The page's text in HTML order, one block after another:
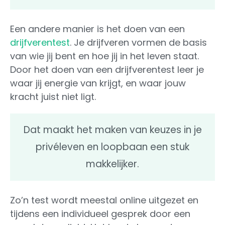
Een andere manier is het doen van een
drijfverentest. Je drijfveren vormen de basis
van wie jij bent en hoe jij in het leven staat.
Door het doen van een drijfverentest leer je
waar jij energie van krijgt, en waar jouw
kracht juist niet ligt.
Dat maakt het maken van keuzes in je
privéleven en loopbaan een stuk
makkelijker.
Zo’n test wordt meestal online uitgezet en
tijdens een individueel gesprek door een